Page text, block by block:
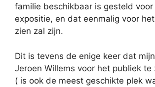
familie beschikbaar is gesteld voor
expositie, en dat eenmalig voor
zien zal zijn.
Dit is tevens de enige keer dat
Jeroen Willems voor het publiek te
( is ook de meest geschikte plek